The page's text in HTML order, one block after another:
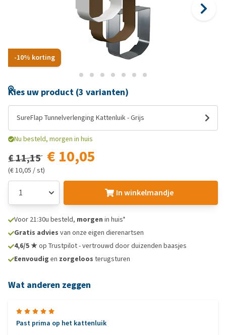
-10% korting
Kies uw product (3 varianten)
SureFlap Tunnelverlenging Kattenluik - Grijs
Nu besteld, morgen in huis
€ 11,15 € 10,05
(€ 10,05 / st)
In winkelmandje
Voor 21:30u besteld, morgen in huis*
Gratis advies van onze eigen dierenartsen
4,6/5 ★op Trustpilot - vertrouwd door duizenden baasjes
Eenvoudig en zorgeloos terugsturen
Wat anderen zeggen
Past prima op het kattenluik